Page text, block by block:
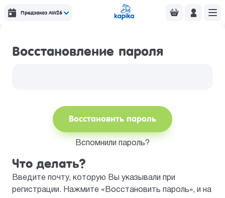
Предзаказ AW26
Восстановление пароля
Восстановить пароль
Вспомнили пароль?
Что делать?
Введите почту, которую Вы указывали при
регистрации. Нажмите «Восстановить пароль», и на